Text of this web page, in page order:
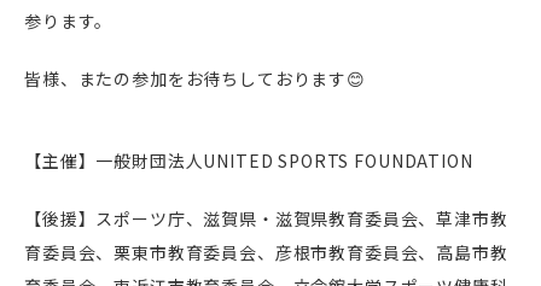
参ります。
皆様、またの参加をお待ちしております😊
【主催】一般財団法人UNITED SPORTS FOUNDATION
【後援】スポーツ庁、滋賀県・滋賀県教育委員会、草津市教
育委員会、栗東市教育委員会、彦根市教育委員会、高島市教